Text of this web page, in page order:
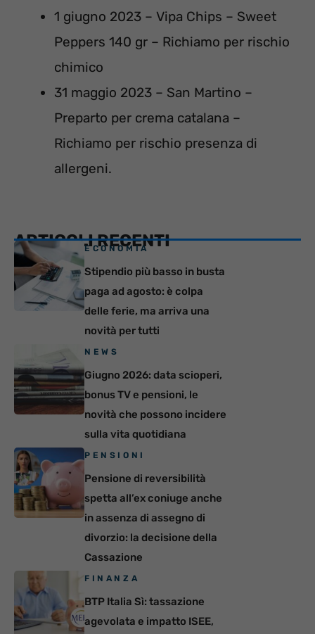
1 giugno 2023 – Vipa Chips – Sweet
Peppers 140 gr – Richiamo per rischio
chimico
31 maggio 2023 – San Martino –
Preparto per crema catalana –
Richiamo per rischio presenza di
allergeni.
ARTICOLI RECENTI
ECONOMIA
Stipendio più basso in busta
paga ad agosto: è colpa
delle ferie, ma arriva una
novità per tutti
NEWS
Giugno 2026: data scioperi,
bonus TV e pensioni, le
novità che possono incidere
sulla vita quotidiana
PENSIONI
Pensione di reversibilità
spetta all’ex coniuge anche
in assenza di assegno di
divorzio: la decisione della
Cassazione
FINANZA
BTP Italia Sì: tassazione
agevolata e impatto ISEE,